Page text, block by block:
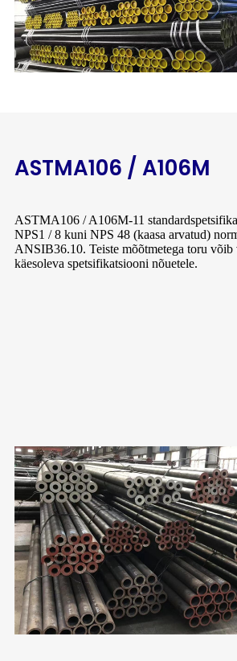
ASTMA106 / A106M
ASTMA106 / A106M-11
NPS1 / 8 kuni NPS 48 (kaasa arvatud)
ANSIB36.10. Teiste mõõtmetega toru
käesoleva spetsifikatsiooni nõuetele.